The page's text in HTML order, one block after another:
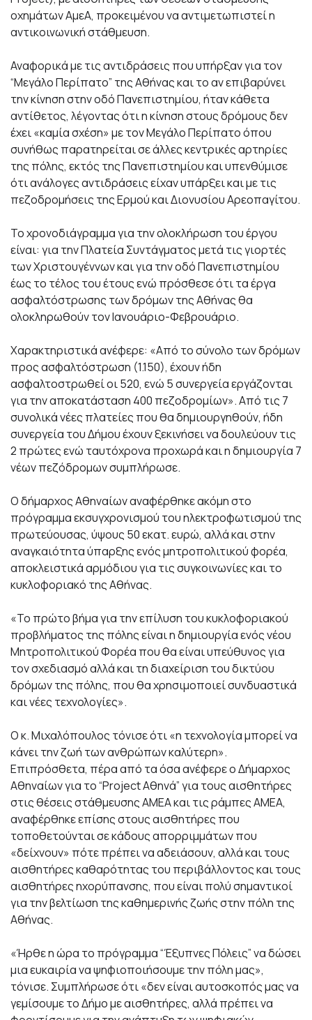
οχημάτων ΑμεΑ, προκειμένου να αντιμετωπιστεί η
αντικοινωνική στάθμευση.
Αναφορικά με τις αντιδράσεις που υπήρξαν για τον
“Μεγάλο Περίπατο” της Αθήνας και το αν επιβαρύνει
την κίνηση στην οδό Πανεπιστημίου, ήταν κάθετα
αντίθετος, λέγοντας ότι η κίνηση στους δρόμους δεν
έχει «καμία σχέση» με τον Μεγάλο Περίπατο όπου
συνήθως παρατηρείται σε άλλες κεντρικές αρτηρίες
της πόλης, εκτός της Πανεπιστημίου και υπενθύμισε
ότι ανάλογες αντιδράσεις είχαν υπάρξει και με τις
πεζοδρομήσεις της Ερμού και Διονυσίου Αρεοπαγίτου.
Το χρονοδιάγραμμα για την ολοκλήρωση του έργου
είναι: για την Πλατεία Συντάγματος μετά τις γιορτές
των Χριστουγέννων και για την οδό Πανεπιστημίου
έως το τέλος του έτους ενώ πρόσθεσε ότι τα έργα
ασφαλτόστρωσης των δρόμων της Αθήνας θα
ολοκληρωθούν τον Ιανουάριο-Φεβρουάριο.
Χαρακτηριστικά ανέφερε: «Από το σύνολο των δρόμων
προς ασφαλτόστρωση (1.150), έχουν ήδη
ασφαλτοστρωθεί οι 520, ενώ 5 συνεργεία εργάζονται
για την αποκατάσταση 400 πεζοδρομίων». Από τις 7
συνολικά νέες πλατείες που θα δημιουργηθούν, ήδη
συνεργεία του Δήμου έχουν ξεκινήσει να δουλεύουν τις
2 πρώτες ενώ ταυτόχρονα προχωρά και η δημιουργία 7
νέων πεζόδρομων συμπλήρωσε.
Ο δήμαρχος Αθηναίων αναφέρθηκε ακόμη στο
πρόγραμμα εκσυγχρονισμού του ηλεκτροφωτισμού της
πρωτεύουσας, ύψους 50 εκατ. ευρώ, αλλά και στην
αναγκαιότητα ύπαρξης ενός μητροπολιτικού φορέα,
αποκλειστικά αρμόδιου για τις συγκοινωνίες και το
κυκλοφοριακό της Αθήνας.
«Το πρώτο βήμα για την επίλυση του κυκλοφοριακού
προβλήματος της πόλης είναι η δημιουργία ενός νέου
Μητροπολιτικού Φορέα που θα είναι υπεύθυνος για
τον σχεδιασμό αλλά και τη διαχείριση του δικτύου
δρόμων της πόλης, που θα χρησιμοποιεί συνδυαστικά
και νέες τεχνολογίες».
Ο κ. Μιχαλόπουλος τόνισε ότι «η τεχνολογία μπορεί να
κάνει την ζωή των ανθρώπων καλύτερη».
Επιπρόσθετα, πέρα από τα όσα ανέφερε ο Δήμαρχος
Αθηναίων για το “Project Aθηνά” για τους αισθητήρες
στις θέσεις στάθμευσης ΑΜΕΑ και τις ράμπες ΑΜΕΑ,
αναφέρθηκε επίσης στους αισθητήρες που
τοποθετούνται σε κάδους απορριμμάτων που
«δείχνουν» πότε πρέπει να αδειάσουν, αλλά και τους
αισθητήρες καθαρότητας του περιβάλλοντος και τους
αισθητήρες ηχορύπανσης, που είναι πολύ σημαντικοί
για την βελτίωση της καθημερινής ζωής στην πόλη της
Αθήνας.
«Ήρθε η ώρα το πρόγραμμα “Έξυπνες Πόλεις” να δώσει
μια ευκαιρία να ψηφιοποιήσουμε την πόλη μας»,
τόνισε. Συμπλήρωσε ότι «δεν είναι αυτοσκοπός μας να
γεμίσουμε το Δήμο με αισθητήρες, αλλά πρέπει να